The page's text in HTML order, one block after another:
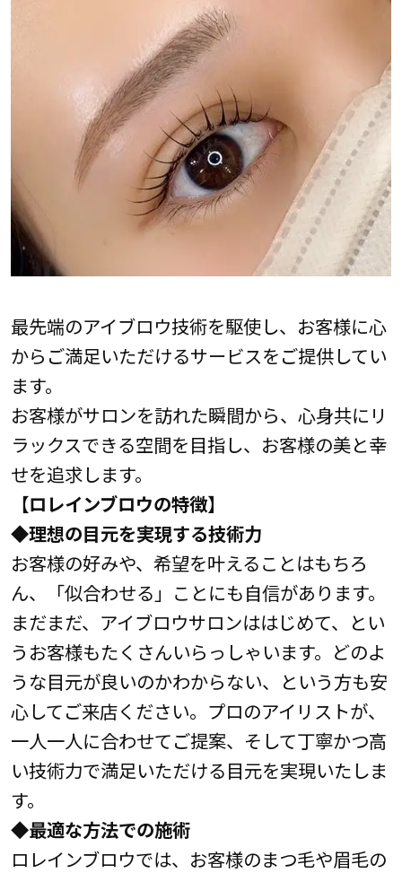
最先端のアイブロウ技術を駆使し、お客様に心
からご満足いただけるサービスをご提供してい
ます。
お客様がサロンを訪れた瞬間から、心身共にリ
ラックスできる空間を目指し、お客様の美と幸
せを追求します。
【ロレインブロウの特徴】
◆理想の目元を実現する技術力
お客様の好みや、希望を叶えることはもちろ
ん、「似合わせる」ことにも自信があります。
まだまだ、アイブロウサロンははじめて、とい
うお客様もたくさんいらっしゃいます。どのよ
うな目元が良いのかわからない、という方も安
心してご来店ください。プロのアイリストが、
一人一人に合わせてご提案、そして丁寧かつ高
い技術力で満足いただける目元を実現いたしま
す。
◆最適な方法での施術
ロレインブロウでは、お客様のまつ毛や眉毛の